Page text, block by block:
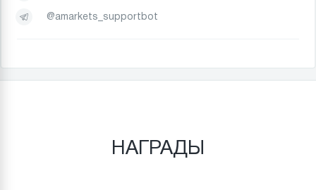
@amarkets_supportbot
НАГРАДЫ